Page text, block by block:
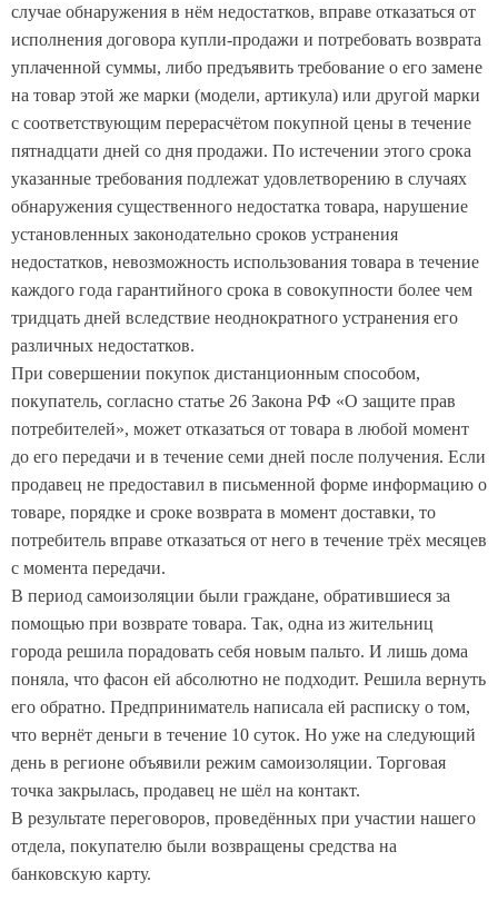
случае обнаружения в нём недостатков, вправе отказаться от
исполнения договора купли-продажи и потребовать возврата
уплаченной суммы, либо предъявить требование о его замене
на товар этой же марки (модели, артикула) или другой марки
с соответствующим перерасчётом покупной цены в течение
пятнадцати дней со дня продажи. По истечении этого срока
указанные требования подлежат удовлетворению в случаях
обнаружения существенного недостатка товара, нарушение
установленных законодательно сроков устранения
недостатков, невозможность использования товара в течение
каждого года гарантийного срока в совокупности более чем
тридцать дней вследствие неоднократного устранения его
различных недостатков.
При совершении покупок дистанционным способом,
покупатель, согласно статье 26 Закона РФ «О защите прав
потребителей», может отказаться от товара в любой момент
до его передачи и в течение семи дней после получения. Если
продавец не предоставил в письменной форме информацию о
товаре, порядке и сроке возврата в момент доставки, то
потребитель вправе отказаться от него в течение трёх месяцев
с момента передачи.
В период самоизоляции были граждане, обратившиеся за
помощью при возврате товара. Так, одна из жительниц
города решила порадовать себя новым пальто. И лишь дома
поняла, что фасон ей абсолютно не подходит. Решила вернуть
его обратно. Предприниматель написала ей расписку о том,
что вернёт деньги в течение 10 суток. Но уже на следующий
день в регионе объявили режим самоизоляции. Торговая
точка закрылась, продавец не шёл на контакт.
В результате переговоров, проведённых при участии нашего
отдела, покупателю были возвращены средства на
банковскую карту.